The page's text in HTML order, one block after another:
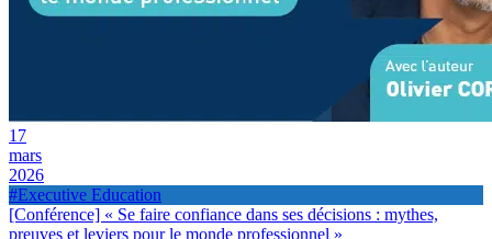
17
mars
2026
#Executive Education
[Conférence] « Se faire confiance dans ses décisions : mythes,
preuves et leviers pour le monde professionnel »